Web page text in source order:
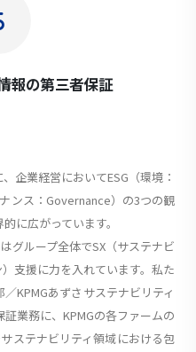
報の第三者保証
企業経営においてESG（環境：
ンス：Governance）の3つの観
に広がっています。
グループ全体でSX（サステナビ
支援に力を入れています。私た
KPMGあずさサステナビリティ
業務に、KPMGの各ファームの
ステナビリティ領域における包